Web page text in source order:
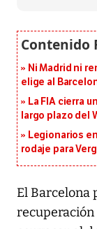
Ni Madrid ni
elige al
La FIA cierra
largo plazo del
Legionarios
rodaje para
El Barcelona